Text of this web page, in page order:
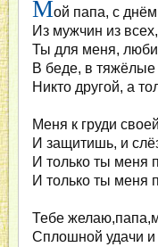
Мой папа, с
Из мужчин из всех,
Ты для меня,
В беде, в тяжёлые
Никто другой, а
Меня к груди
И защитишь, и
И только ты меня
И только ты меня
Тебе
Сплошной удачи и